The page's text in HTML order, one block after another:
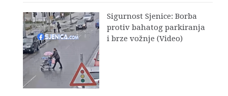
Sigurnost Sjenice: Borba
protiv bahatog parkiranja
i brze vožnje (Video)